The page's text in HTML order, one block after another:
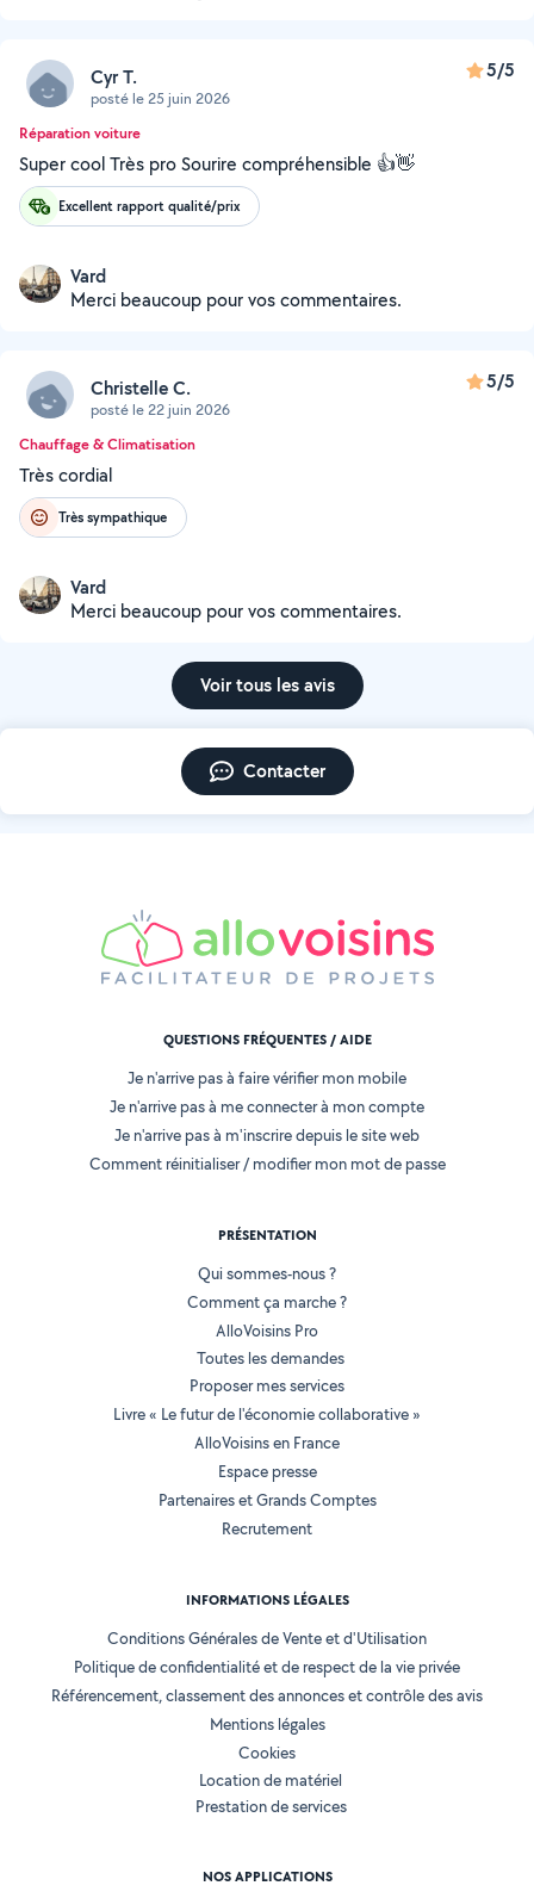
Cyr T.
posté le 25 juin 2026
5/5
Réparation voiture
Super cool Très pro Sourire compréhensible 👍👋
Excellent rapport qualité/prix
Vard
Merci beaucoup pour vos commentaires.
Christelle C.
posté le 22 juin 2026
5/5
Chauffage & Climatisation
Très cordial
Très sympathique
Vard
Merci beaucoup pour vos commentaires.
Voir tous les avis
Contacter
QUESTIONS FRÉQUENTES / AIDE
Je n'arrive pas à faire vérifier mon mobile
Je n'arrive pas à me connecter à mon compte
Je n'arrive pas à m'inscrire depuis le site web
Comment réinitialiser / modifier mon mot de passe
PRÉSENTATION
Qui sommes-nous ?
Comment ça marche ?
AlloVoisins Pro
Toutes les demandes
Proposer mes services
Livre « Le futur de l'économie collaborative »
AlloVoisins en France
Espace presse
Partenaires et Grands Comptes
Recrutement
INFORMATIONS LÉGALES
Conditions Générales de Vente et d'Utilisation
Politique de confidentialité et de respect de la vie privée
Référencement, classement des annonces et contrôle des avis
Mentions légales
Cookies
Location de matériel
Prestation de services
NOS APPLICATIONS